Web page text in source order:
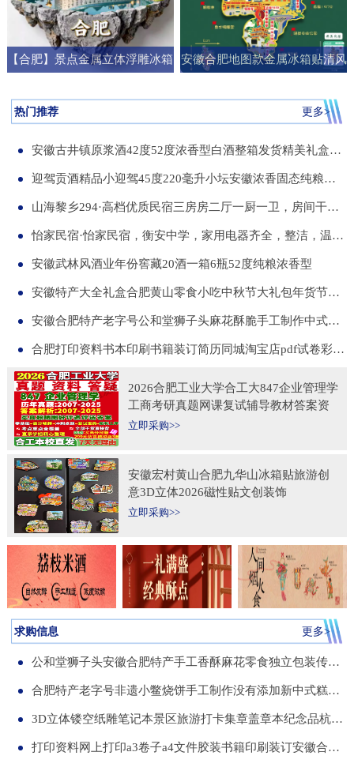
【合肥】景点金属立体浮雕冰箱 安徽合肥地图款金属冰箱贴清风
热门推荐 更多>
安徽古井镇原浆酒42度52度浓香型白酒整箱发货精美礼盒纯粮食白酒
迎驾贡酒精品小迎驾45度220毫升小坛安徽浓香固态纯粮酒整箱12瓶
山海黎乡294·高档优质民宿三房房二厅一厨一卫，房间干净整洁，可短住，可长租
怡家民宿·怡家民宿，衡安中学，家用电器齐全，整洁，温馨，可短租，月租
安徽武林风酒业年份窖藏20酒一箱6瓶52度纯粮浓香型
安徽特产大全礼盒合肥黄山零食小吃中秋节大礼包年货节送伴手礼品
安徽合肥特产老字号公和堂狮子头麻花酥脆手工制作中式糕点伴手礼
合肥打印资料书本印刷书籍装订简历同城淘宝店pdf试卷彩色a34讲义
2026合肥工业大学合工大847企业管理学
工商考研真题网课复试辅导教材答案资
料考前冲刺押题预测三套卷3套题
立即采购>>
安徽宏村黄山合肥九华山冰箱贴旅游创
意3D立体2026磁性贴文创装饰
立即采购>>
求购信息 更多>
公和堂狮子头安徽合肥特产手工香酥麻花零食独立包装传统老式糕点
合肥特产老字号非遗小鳖烧饼手工制作没有添加新中式糕点伴手礼
3D立体镂空纸雕笔记本景区旅游打卡集章盖章本纪念品杭州合肥昆明武汉城市文创本可定制集章册景点北京logo
打印资料网上打印a3卷子a4文件胶装书籍印刷装订安徽合肥同城服务